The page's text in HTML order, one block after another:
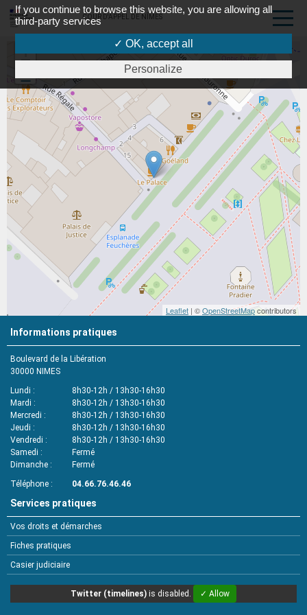
COUR D'APPEL DE NÎMES
+
-
Leaflet | ©OpenStreetMapcontributors
Informations pratiques
Boulevard de la Libération
30000 NIMES
Lundi
8h30-12h / 13h30-16h30
Mardi
8h30-12h / 13h30-16h30
Mercredi
8h30-12h / 13h30-16h30
Jeudi
8h30-12h / 13h30-16h30
Vendredi
8h30-12h / 13h30-16h30
Samedi
Fermé
Dimanche
Fermé
Téléphone
04.66.76.46.46
Services pratiques
Vos droits et démarches
Fiches pratiques
Casier judiciaire
Twitter (timelines) is disabled. ✓ Allow
If you continue to browse this website, you are allowing all
third-party services
✓ OK, accept all
Personalize